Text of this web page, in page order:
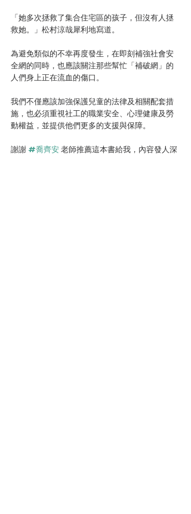
「她多次拯救了集合住宅區的孩子，但沒有人拯
救她。」松村涼哉犀利地寫道。
為避免類似的不幸再度發生，在即刻補強社會安
全網的同時，也應該關注那些幫忙「補破網」的
人們身上正在流血的傷口。
我們不僅應該加強保護兒童的法律及相關配套措
施，也必須重視社工的職業安全、心理健康及勞
動權益，並提供他們更多的支援與保障。
謝謝 #喬齊安 老師推薦這本書給我，內容發人深